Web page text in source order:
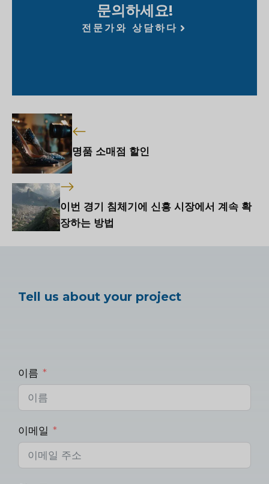
문의하세요!
전문가와 상담하다
명품 소매점 할인
이번 경기 침체기에 신흥 시장에서 계속 확
장하는 방법
Tell us about your project
이름
이메일